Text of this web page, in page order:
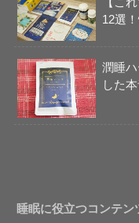
【こ
12選
潤睡
した
睡眠に役立つコンテン